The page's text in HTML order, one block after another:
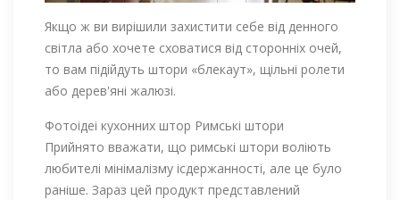
Якщо ж ви вирішили захистити себе від денного
світла або хочете сховатися від сторонніх очей,
то вам підійдуть штори «блекаут», щільні ролети
або дерев'яні жалюзі.
Фотоідеі кухонних штор Римські штори
Прийнято вважати, що римські штори воліють
любителі мінімалізму ісдержанності, але це було
раніше. Зараз цей продукт представлений